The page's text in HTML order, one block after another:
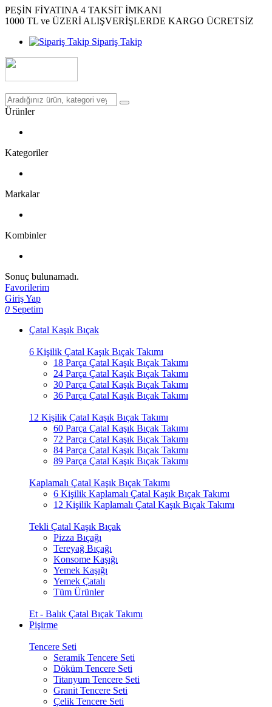
PEŞİN FİYATINA 4 TAKSİT İMKANI
1000 TL ve ÜZERİ ALIŞVERİŞLERDE KARGO ÜCRETSİZ
Sipariş Takip
Ürünler
Kategoriler
Markalar
Kombinler
Sonuç bulunamadı.
Favorilerim
Giriş Yap
0 Sepetim
Çatal Kaşık Bıçak
6 Kişilik Çatal Kaşık Bıçak Takımı
18 Parça Çatal Kaşık Bıçak Takımı
24 Parça Çatal Kaşık Bıçak Takımı
30 Parça Çatal Kaşık Bıçak Takımı
36 Parça Çatal Kaşık Bıçak Takımı
12 Kişilik Çatal Kaşık Bıçak Takımı
60 Parça Çatal Kaşık Bıçak Takımı
72 Parça Çatal Kaşık Bıçak Takımı
84 Parça Çatal Kaşık Bıçak Takımı
89 Parça Çatal Kaşık Bıçak Takımı
Kaplamalı Çatal Kaşık Bıçak Takımı
6 Kişilik Kaplamalı Çatal Kaşık Bıçak Takımı
12 Kişilik Kaplamalı Çatal Kaşık Bıçak Takımı
Tekli Çatal Kaşık Bıçak
Pizza Bıçağı
Tereyağ Bıçağı
Konsome Kaşığı
Yemek Kaşığı
Yemek Çatalı
Tüm Ürünler
Et - Balık Çatal Bıçak Takımı
Pişirme
Tencere Seti
Seramik Tencere Seti
Döküm Tencere Seti
Titanyum Tencere Seti
Granit Tencere Seti
Çelik Tencere Seti